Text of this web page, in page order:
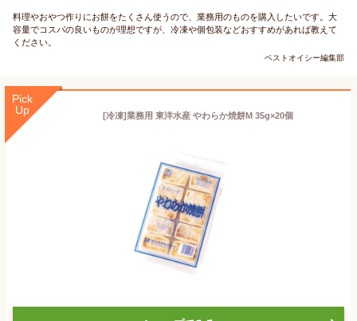
料理やおやつ作りにお餅をたくさん使うので、業務用のものを購入したいです。大
容量でコスパの良いものが理想ですが、冷凍や個包装などおすすめがあれば教えて
ください。
ベストオイシー編集部
Pick
Up
[冷凍]業務用 東洋水産 やわらか焼餅M 35g×20個